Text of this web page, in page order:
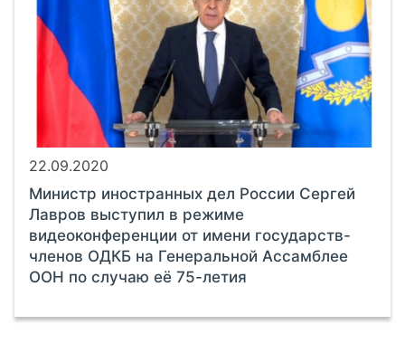
22.09.2020
Министр иностранных дел России Сергей
Лавров выступил в режиме
видеоконференции от имени государств-
членов ОДКБ на Генеральной Ассамблее
ООН по случаю её 75-летия